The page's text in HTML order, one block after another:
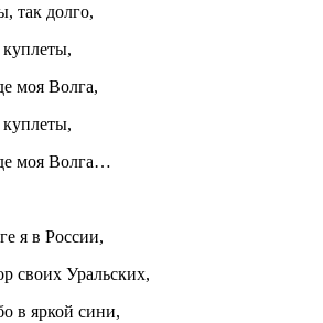
так долго,
моя Волга,
моя Волга…
я в России,
своих Уральских,
в яркой сини,